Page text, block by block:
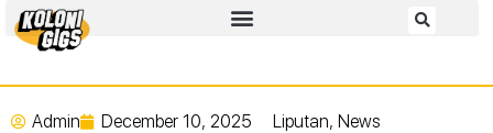
Admin December 10, 2025 Liputan, News